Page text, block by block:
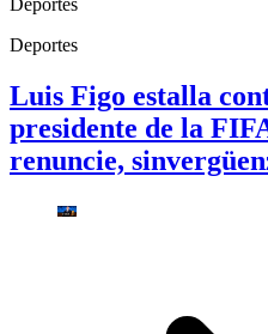
Deportes
Luis Figo estalla
presidente de la
renuncie,